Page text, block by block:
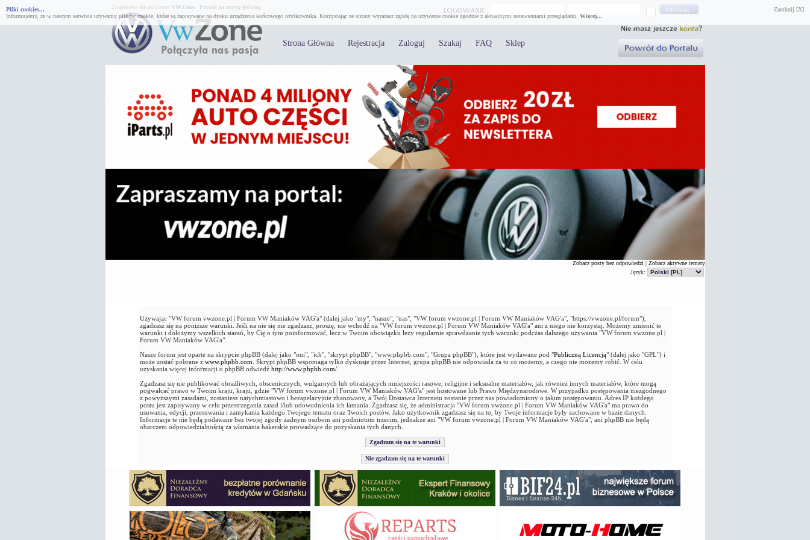
Zamknij [X]
Pliki cookies...
Informujemy, że w naszym serwisie używamy plików cookie, które są zapisywane na dysku urządzenia końcowego użytkownika. Korzystając ze strony wyrażasz zgodę na używanie cookie zgodnie z aktualnymi ustawieniami przeglądarki. Więcej...
Znajdujesz się na forum VWZone. Powrót na stronę główną.
Strona Główna Rejestracja Zaloguj Szukaj FAQ Sklep
Zobacz posty bez odpowiedzi | Zobacz aktywne tematy
Język:
Używając "VW forum vwzone.pl | Forum VW Maniaków VAG'a" (dalej jako "my", "nasze", "nas", "VW forum vwzone.pl | Forum VW Maniaków VAG'a", "https://vwzone.pl/forum"),
zgadzasz się na poniższe warunki. Jeśli na nie się nie zgadzasz, proszę, nie wchodź na "VW forum vwzone.pl | Forum VW Maniaków VAG'a" ani z niego nie korzystaj. Możemy zmienić te
warunki i dołożymy wszelkich starań, by Cię o tym poinformować, lecz w Twoim obowiązku leży regularnie sprawdzanie tych warunki podczas dalszego używania "VW forum vwzone.pl |
Forum VW Maniaków VAG'a".
Nasze forum jest oparte na skrypcie phpBB (dalej jako "oni", "ich", "skrypt phpBB", "www.phpbb.com", "Grupa phpBB"), które jest wydawane pod "Publiczną Licencją" (dalej jako "GPL") i
może zostać pobrane z www.phpbb.com . Skrypt phpBB wspomaga tylko dyskusje przez Internet, grupa phpBB nie odpowiada za to co możemy, a czego nie możemy robić. W celu
uzyskania więcej informacji o phpBB odwiedź http://www.phpbb.com/
Zgadzasz się nie publikować obraźliwych, obscenicznych, wulgarnych lub obrażających mniejszości rasowe, religijne i seksualne materiałów, jak również innych materiałów, które mogą
pogwałcać prawo w Twoim kraju, kraju, gdzie "VW forum vwzone.pl | Forum VW Maniaków VAG'a" jest hostowane lub Prawo Międzynarodowe. W przypadku postępowania niezgodnego
z powyższymi zasadami, zostaniesz natychmiastowo i bezapelacyjnie zbanowany, a Twój Dostawca Internetu zostanie przez nas powiadomiony o takim postępowaniu. Adres IP każdego
postu jest zapisywany w celu przestrzegania zasad i/lub udowodnienia ich łamania. Zgadzasz się, że administracja "VW forum vwzone.pl | Forum VW Maniaków VAG'a" ma prawo do
usuwania, edycji, przesuwania i zamykania każdego Twojego tematu oraz Twoich postów. Jako użytkownik zgadzasz się na to, by Twoje informacje były zachowane w bazie danych.
Informacje te nie będą podawane bez twojej zgody żadnym osobom ani podmiotom trzecim, jednakże ani "VW forum vwzone.pl | Forum VW Maniaków VAG'a", ani phpBB nie będą
obarczeni odpowiedzialnością za włamania hakerskie prowadzące do pozyskania tych danych.